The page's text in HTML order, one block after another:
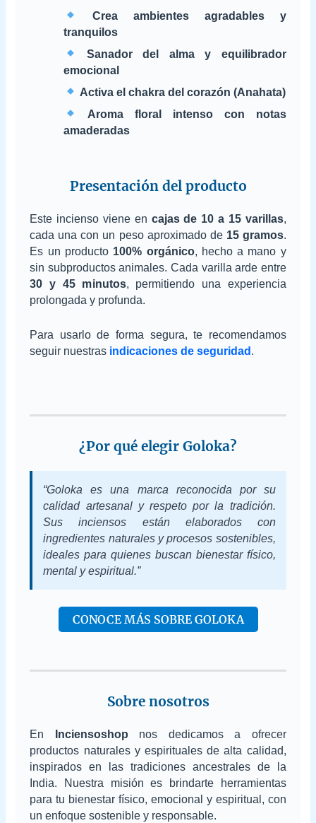
Crea ambientes agradables y
tranquilos
Sanador del alma y equilibrador
emocional
Activa el chakra del corazón (Anahata)
Aroma floral intenso con notas
amaderadas
Presentación del producto
Este incienso viene en cajas de 10 a 15 varillas,
cada una con un peso aproximado de 15 gramos.
Es un producto 100% orgánico, hecho a mano y
sin subproductos animales. Cada varilla arde entre
30 y 45 minutos, permitiendo una experiencia
prolongada y profunda.
Para usarlo de forma segura, te recomendamos
seguir nuestras indicaciones de seguridad .
¿Por qué elegir Goloka?
“Goloka es una marca reconocida por su
calidad artesanal y respeto por la tradición.
Sus inciensos están elaborados con
ingredientes naturales y procesos sostenibles,
ideales para quienes buscan bienestar físico,
mental y espiritual.”
CONOCE MÁS SOBRE GOLOKA
Sobre nosotros
En Inciensoshop nos dedicamos a ofrecer
productos naturales y espirituales de alta calidad,
inspirados en las tradiciones ancestrales de la
India. Nuestra misión es brindarte herramientas
para tu bienestar físico, emocional y espiritual, con
un enfoque sostenible y responsable.